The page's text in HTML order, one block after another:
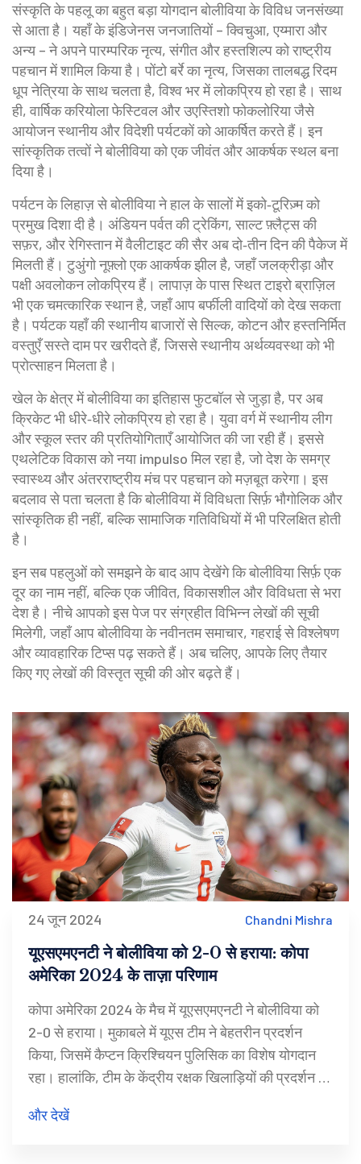
संस्कृति के पहलू का बहुत बड़ा योगदान बोलीविया के विविध जनसंख्या
से आता है। यहाँ के इंडिजेनस जनजातियों – क्विचुआ, एय्मारा और
अन्य – ने अपने पारम्परिक नृत्य, संगीत और हस्तशिल्प को राष्ट्रीय
पहचान में शामिल किया है। पोंटो बर्रे का नृत्य, जिसका तालबद्ध रिदम
धूप नेत्रिया के साथ चलता है, विश्व भर में लोकप्रिय हो रहा है। साथ
ही, वार्षिक करियोला फेस्टिवल और उएस्तिशो फोकलोरिया जैसे
आयोजन स्थानीय और विदेशी पर्यटकों को आकर्षित करते हैं। इन
सांस्कृतिक तत्वों ने बोलीविया को एक जीवंत और आकर्षक स्थल बना
दिया है।
पर्यटन के लिहाज़ से बोलीविया ने हाल के सालों में इको‑टूरिज़्म को
प्रमुख दिशा दी है। अंडियन पर्वत की ट्रेकिंग, साल्ट फ़्लैट्स की
सफ़र, और रेगिस्तान में वैलीटाइट की सैर अब दो‑तीन दिन की पैकेज में
मिलती हैं। टुअुंगो नूफ़्लो एक आकर्षक झील है, जहाँ जलक्रीड़ा और
पक्षी अवलोकन लोकप्रिय हैं। लापाज़ के पास स्थित टाइरो ब्राज़िल
भी एक चमत्कारिक स्थान है, जहाँ आप बर्फीली वादियों को देख सकता
है। पर्यटक यहाँ की स्थानीय बाजारों से सिल्क, कोटन और हस्तनिर्मित
वस्तुएँ सस्ते दाम पर खरीदते हैं, जिससे स्थानीय अर्थव्यवस्था को भी
प्रोत्साहन मिलता है।
खेल के क्षेत्र में बोलीविया का इतिहास फुटबॉल से जुड़ा है, पर अब
क्रिकेट भी धीरे‑धीरे लोकप्रिय हो रहा है। युवा वर्ग में स्थानीय लीग
और स्कूल स्तर की प्रतियोगिताएँ आयोजित की जा रही हैं। इससे
एथलेटिक विकास को नया impulso मिल रहा है, जो देश के समग्र
स्वास्थ्य और अंतरराष्ट्रीय मंच पर पहचान को मज़बूत करेगा। इस
बदलाव से पता चलता है कि बोलीविया में विविधता सिर्फ़ भौगोलिक और
सांस्कृतिक ही नहीं, बल्कि सामाजिक गतिविधियों में भी परिलक्षित होती
है।
इन सब पहलुओं को समझने के बाद आप देखेंगे कि बोलीविया सिर्फ़ एक
दूर का नाम नहीं, बल्कि एक जीवित, विकासशील और विविधता से भरा
देश है। नीचे आपको इस पेज पर संग्रहीत विभिन्न लेखों की सूची
मिलेगी, जहाँ आप बोलीविया के नवीनतम समाचार, गहराई से विश्लेषण
और व्यावहारिक टिप्स पढ़ सकते हैं। अब चलिए, आपके लिए तैयार
किए गए लेखों की विस्तृत सूची की ओर बढ़ते हैं।
24 जून 2024 Chandni Mishra
यूएसएमएनटी ने बोलीविया को 2-0 से हराया: कोपा
अमेरिका 2024 के ताज़ा परिणाम
कोपा अमेरिका 2024 के मैच में यूएसएमएनटी ने बोलीविया को
2-0 से हराया। मुकाबले में यूएस टीम ने बेहतरीन प्रदर्शन
किया, जिसमें कैप्टन क्रिश्चियन पुलिसिक का विशेष योगदान
रहा। हालांकि, टीम के केंद्रीय रक्षक खिलाड़ियों की प्रदर्शन को
जबरदस्त समर्थन किया।
और देखें